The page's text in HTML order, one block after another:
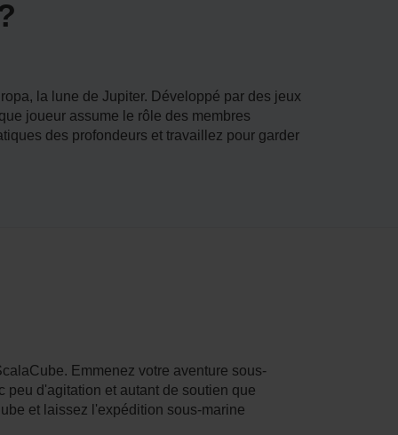
la lune de Jupiter. Développé par des jeux
joueur assume le rôle des membres
des profondeurs et travaillez pour garder
Emmenez votre aventure sous-
peu d'agitation et autant de soutien que
et laissez l'expédition sous-marine